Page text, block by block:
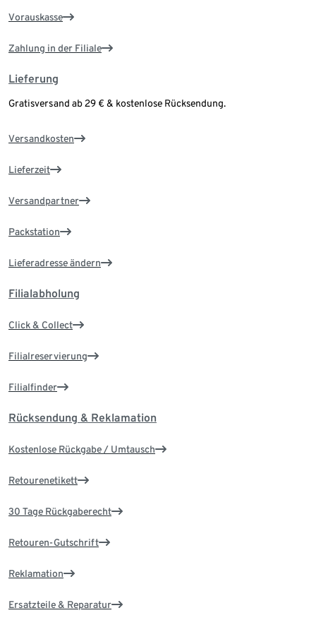
Vorauskasse
Zahlung in der Filiale
Lieferung
Gratisversand ab 29 € & kostenlose Rücksendung.
Versandkosten
Lieferzeit
Versandpartner
Packstation
Lieferadresse ändern
Filialabholung
Click & Collect
Filialreservierung
Filialfinder
Rücksendung & Reklamation
Kostenlose Rückgabe / Umtausch
Retourenetikett
30 Tage Rückgaberecht
Retouren-Gutschrift
Reklamation
Ersatzteile & Reparatur